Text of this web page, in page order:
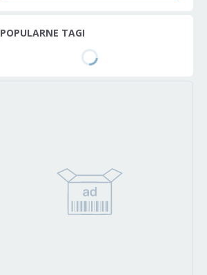
POPULARNE TAGI